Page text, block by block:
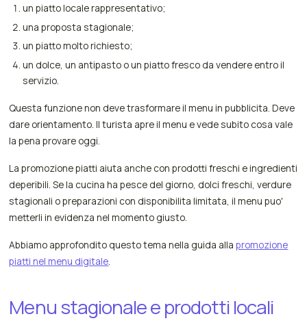
un piatto locale rappresentativo;
una proposta stagionale;
un piatto molto richiesto;
un dolce, un antipasto o un piatto fresco da vendere entro il
servizio.
Questa funzione non deve trasformare il menu in pubblicita. Deve
dare orientamento. Il turista apre il menu e vede subito cosa vale
la pena provare oggi.
La promozione piatti aiuta anche con prodotti freschi e ingredienti
deperibili. Se la cucina ha pesce del giorno, dolci freschi, verdure
stagionali o preparazioni con disponibilita limitata, il menu puo'
metterli in evidenza nel momento giusto.
Abbiamo approfondito questo tema nella guida allapromozione
piatti nel menu digitale.
Menu stagionale e prodotti locali